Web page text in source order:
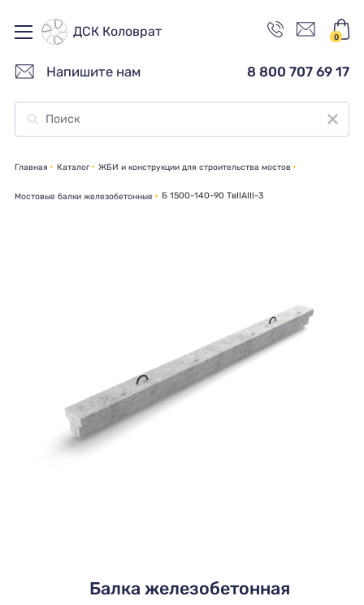
ДСК Коловрат 0
Напишите нам 8 800 707 69 17
Главная Каталог ЖБИ и конструкции для строительства мостов
Мостовые балки железобетонные Б 1500-140-90 ТвIIАIII-3
Балка железобетонная